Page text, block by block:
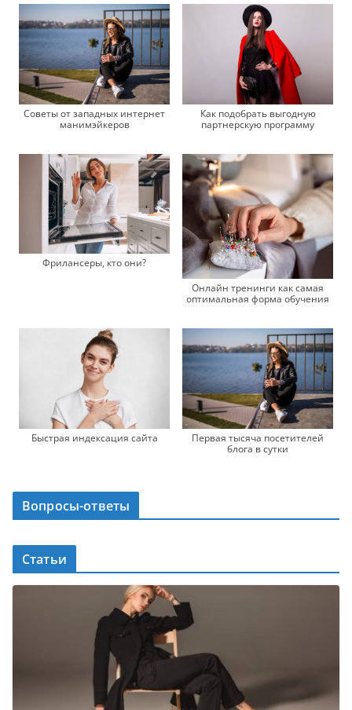
Советы от западных интернет
манимэйкеров
Как подобрать выгодную
партнерскую программу
Фрилансеры, кто они?
Онлайн тренинги как самая
оптимальная форма обучения
Быстрая индексация сайта
Первая тысяча посетителей
блога в сутки
Вопросы-ответы
Статьи